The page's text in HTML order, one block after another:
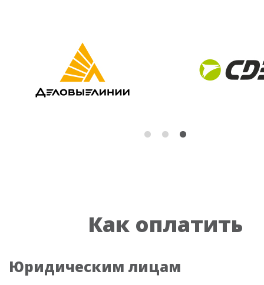
Как оплатить
Юридическим лицам